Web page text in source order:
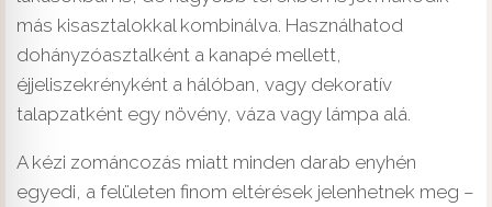
más kisasztalokkal kombinálva. Használhatod
dohányzóasztalként a kanapé mellett,
éjjeliszekrényként a hálóban, vagy dekoratív
talapzatként egy növény, váza vagy lámpa alá.
A kézi zománcozás miatt minden darab enyhén
egyedi, a felületen finom eltérések jelenhetnek meg –